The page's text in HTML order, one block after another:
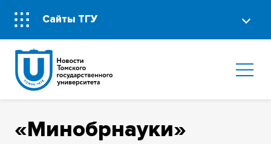
Сайты ТГУ
«Минобрнауки»